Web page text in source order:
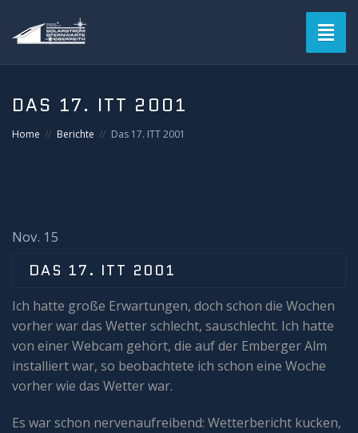
DAS 17. ITT 2001
Home Berichte Das 17. ITT 2001
Nov. 15
DAS 17. ITT 2001
Ich hatte große Erwartungen, doch schon die Wochen
vorher war das Wetter schlecht, sauschlecht. Ich hatte
von einer Webcam gehört, die auf der Emberger Alm
installiert war, so beobachtete ich schon eine Woche
vorher wie das Wetter war.
Es war schon nervenaufreibend: Wetterbericht kucken,